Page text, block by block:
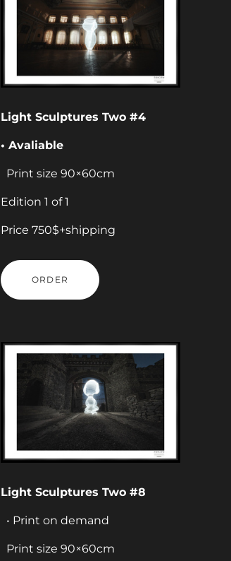
Light Sculptures Two #4
• Avaliable
Print size 90×60cm
Edition 1 of 1
Price 750$+shipping
ORDER
Light Sculptures Two #8
• Print on demand
Print size 90×60cm